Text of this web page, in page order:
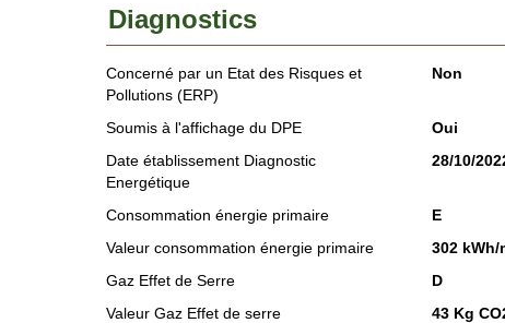
Diagnostics
Concerné par un Etat des Risques et
Pollutions (ERP)
Non
Soumis à l'affichage du DPE
Oui
Date établissement Diagnostic
Energétique
28/10/
Consommation énergie primaire
E
Valeur consommation énergie primaire
302 kWh/
Gaz Effet de Serre
D
Valeur Gaz Effet de serre
43 Kg